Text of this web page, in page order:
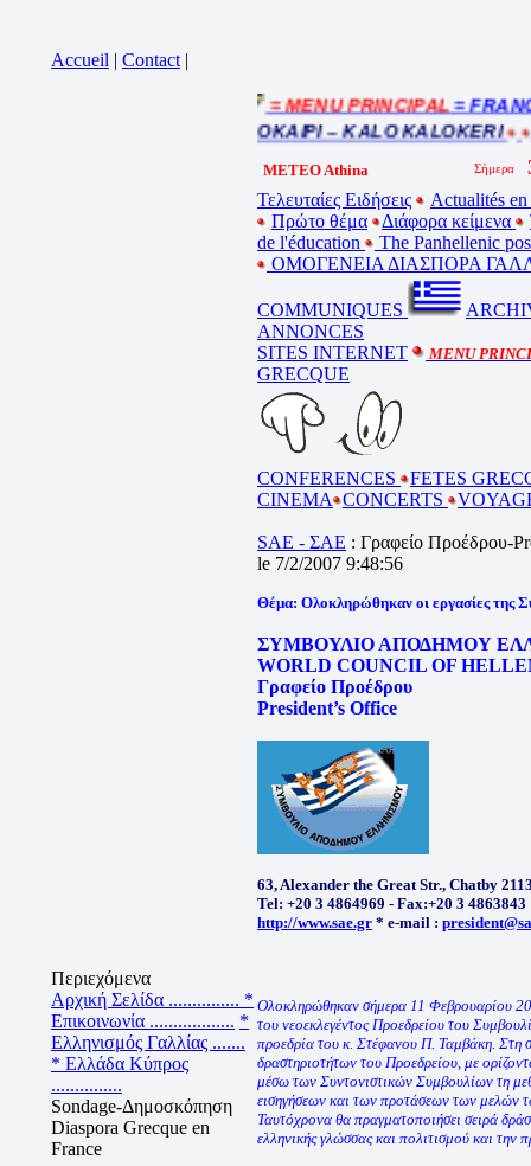
Accueil | Contact |
Περιεχόμενα
Αρχική Σελίδα ............... *
Επικοινωνία .................. *
Ελληνισμός Γαλλίας .......
* Ελλάδα Κύπρος
...............
Sondage-Δημοσκόπηση
Diaspora Grecque en
France
= MENU PRINCIPAL=
BEL ETE – ΚΑΛΟ ΚΑΛΟΚΑΙΡΙ – KALO KALOKERI
METEO Athina
Τελευταίες Ειδήσεις
Actualités
Πρώτο θέμα
Διάφορα κείμενα
de l'éducation
The Panhellenic
ΟΜΟΓΕΝΕΙΑ ΔΙΑΣΠΟΡΑ
COMMUNIQUES
ANNONCES
SITES INTERNET
MENU
GRECQUE
CONFERENCES
FETES
CINEMA CONCERTS
SAE - ΣΑΕ : Γραφείο Προέδρου-
le 7/2/2007 9:48:56
Θέμα: Ολοκληρώθηκαν οι εργασίες της
ΣΥΜΒΟΥΛΙΟ ΑΠΟΔΗΜΟΥ
WORLD COUNCIL OF
Γραφείο Προέδρου
President’s Office
63, Alexander the Great Str., Chatby
Tel: +20 3 4864969 - Fax:+20 3 4863843
http://www.sae.gr * e-mail :
Ολοκληρώθηκαν σήμερα 11 Φεβρουαρίου
του νεοεκλεγέντος Προεδρείου του
προεδρία του κ. Στέφανου Π. Ταμβάκη. Στη
δραστηριοτήτων του Προεδρείου, με
μέσω των Συντονιστικών Συμβουλίων τη
εισηγήσεων και των προτάσεων των μελών
Ταυτόχρονα θα πραγματοποιήσει σειρά
ελληνικής γλώσσας και πολιτισμού και την